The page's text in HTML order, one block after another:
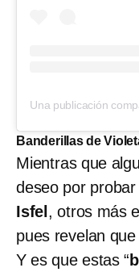
Banderillas de
Mientras que
deseo por
Isfel , otros más
pues revelan que
Y es que estas “